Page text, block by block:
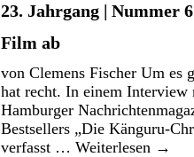
23. Jahrgang | Nummer
Film ab
von Clemens Fischer Um es
hat recht. In einem
Hamburger
Bestsellers „Die Känguru-
verfasst … Weiterlesen →